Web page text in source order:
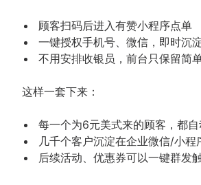
顾客扫码后进入有赞小程序点单
一键授权手机号、微信，即时沉
不用安排收银员，前台只保留简
这样一套下来：
每一个为6元美式来的顾客，都
几千个客户沉淀在企业微信/小程
后续活动、优惠券可以一键群发